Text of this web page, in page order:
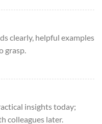
clearly, helpful examples
grasp.
insights today;
colleagues later.